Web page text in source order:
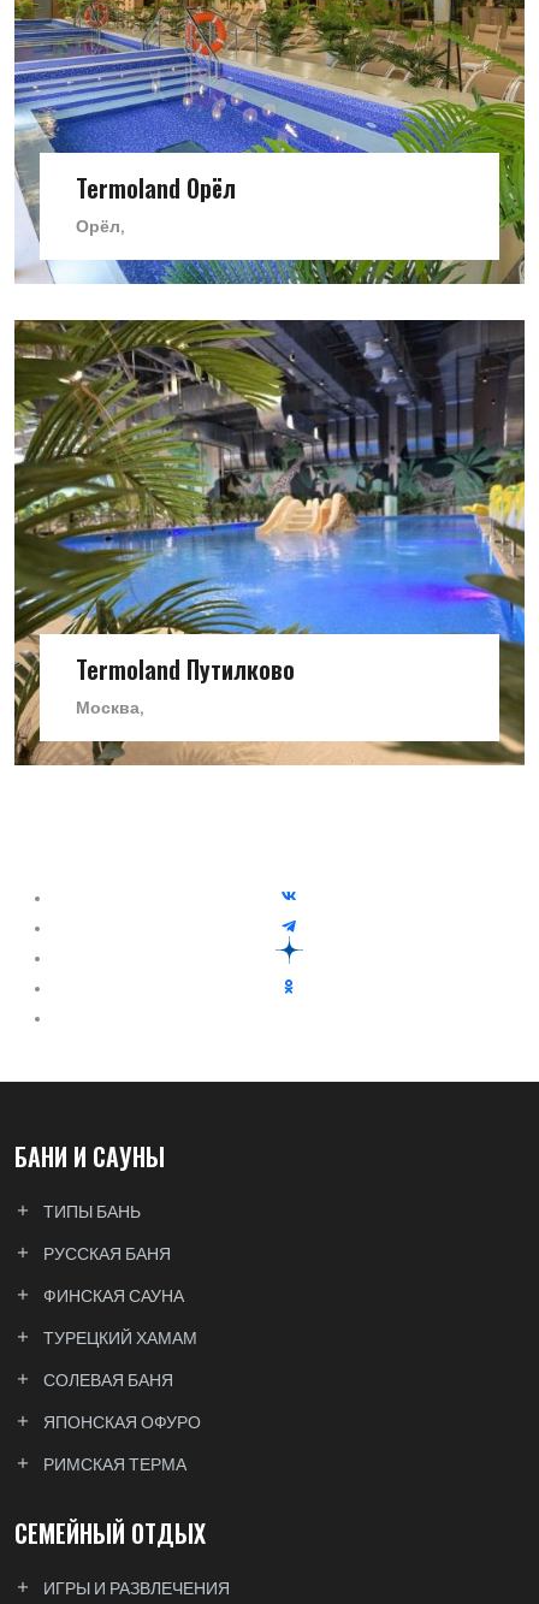
Termoland Орёл
Орёл,
Termoland Путилково
Москва,
БАНИ И САУНЫ
ТИПЫ БАНЬ
РУССКАЯ БАНЯ
ФИНСКАЯ САУНА
ТУРЕЦКИЙ ХАМАМ
СОЛЕВАЯ БАНЯ
ЯПОНСКАЯ ОФУРО
РИМСКАЯ ТЕРМА
СЕМЕЙНЫЙ ОТДЫХ
ИГРЫ И РАЗВЛЕЧЕНИЯ